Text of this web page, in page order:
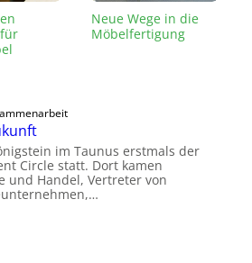
Neue Wege in die
Möbelfertigung
im Taunus erstmals der
Circle statt. Dort kamen
und Handel, Vertreter von